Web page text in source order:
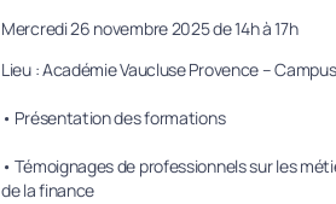
Mercredi 26 novembre 2025 de 14h à 17h
Lieu : Académie Vaucluse Provence –
• Présentation des formations
• Témoignages de professionnels sur les
de la finance